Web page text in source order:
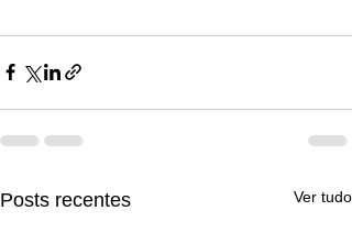
Posts recentes Ver tudo